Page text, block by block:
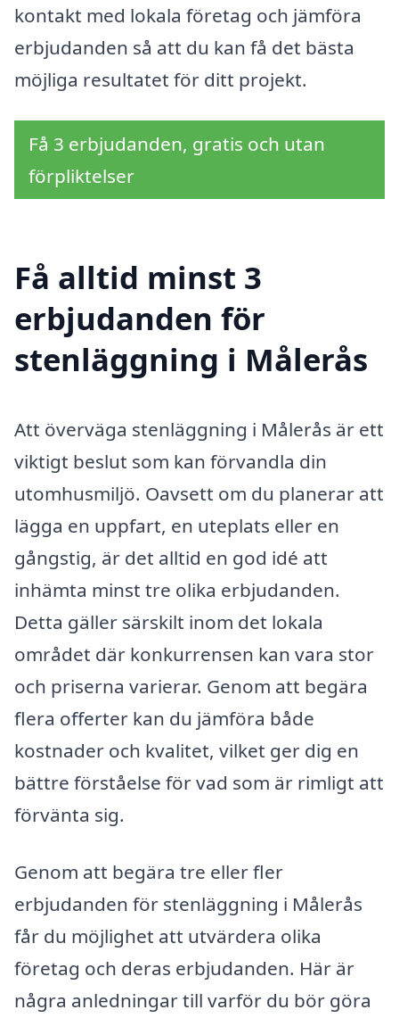
kontakt med lokala företag och jämföra
erbjudanden så att du kan få det bästa
möjliga resultatet för ditt projekt.
Få 3 erbjudanden, gratis och utan
förpliktelser
Få alltid minst 3
erbjudanden för
stenläggning i Målerås
Att överväga stenläggning i Målerås är ett
viktigt beslut som kan förvandla din
utomhusmiljö. Oavsett om du planerar att
lägga en uppfart, en uteplats eller en
gångstig, är det alltid en god idé att
inhämta minst tre olika erbjudanden.
Detta gäller särskilt inom det lokala
området där konkurrensen kan vara stor
och priserna varierar. Genom att begära
flera offerter kan du jämföra både
kostnader och kvalitet, vilket ger dig en
bättre förståelse för vad som är rimligt att
förvänta sig.
Genom att begära tre eller fler
erbjudanden för stenläggning i Målerås
får du möjlighet att utvärdera olika
företag och deras erbjudanden. Här är
några anledningar till varför du bör göra